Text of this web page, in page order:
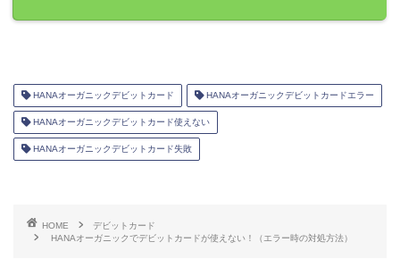
HANAオーガニックデビットカード HANAオーガニックデビットカードエラー
HANAオーガニックデビットカード使えない
HANAオーガニックデビットカード失敗
HOME
デビットカード
HANAオーガニックでデビットカードが使えない！（エラー時の対処方法）